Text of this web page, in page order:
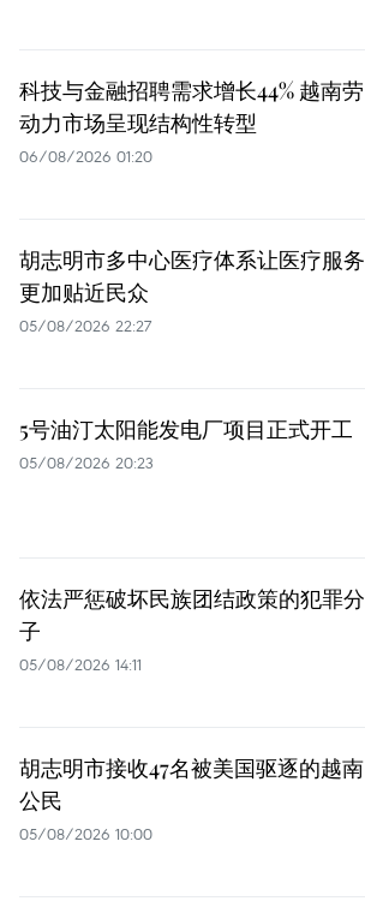
科技与金融招聘需求增长44% 越南劳
动力市场呈现结构性转型
06/08/2026 01:20
胡志明市多中心医疗体系让医疗服务
更加贴近民众
05/08/2026 22:27
5号油汀太阳能发电厂项目正式开工
05/08/2026 20:23
依法严惩破坏民族团结政策的犯罪分
子
05/08/2026 14:11
胡志明市接收47名被美国驱逐的越南
公民
05/08/2026 10:00